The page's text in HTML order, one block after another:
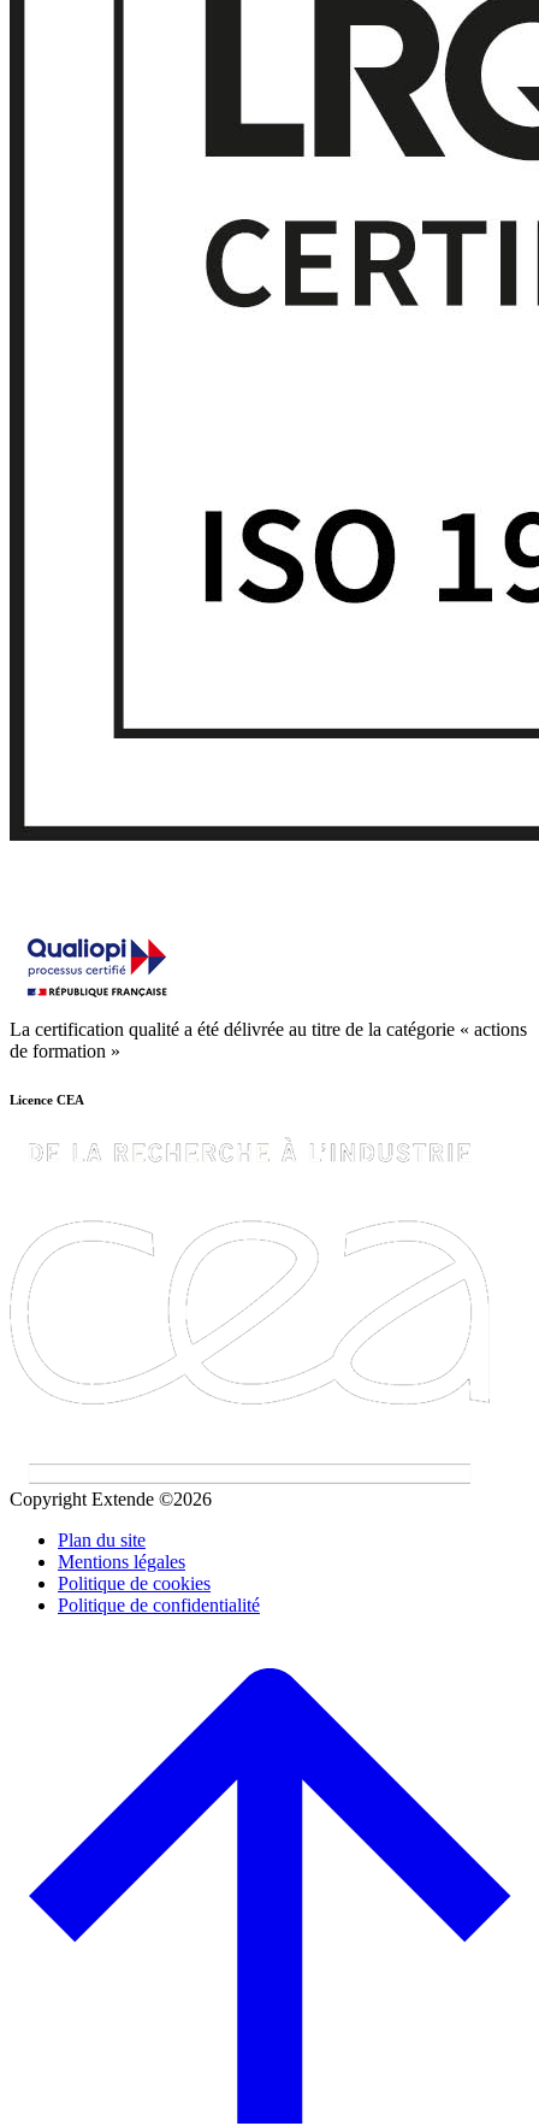
La certification qualité a été délivrée au titre de la catégorie « actions
de formation »
Licence CEA
Copyright Extende ©2026
Plan du site
Mentions légales
Politique de cookies
Politique de confidentialité